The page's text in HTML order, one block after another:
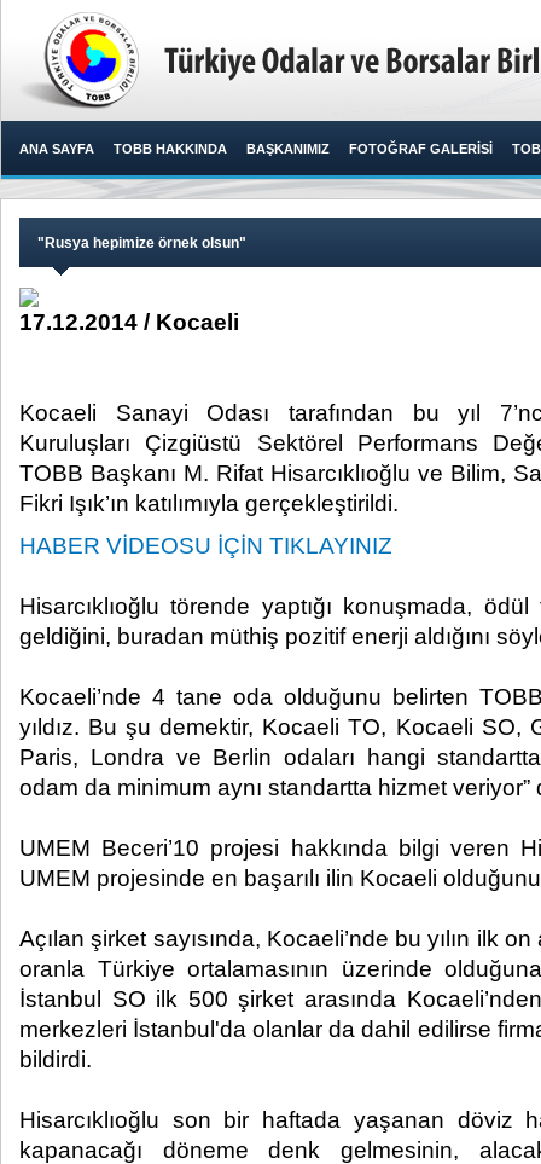
ANA SAYFA TOBB HAKKINDA BAŞKANIMIZ FOTOĞRAF GALERİSİ
"Rusya hepimize örnek olsun"
17.12.2014 / Kocaeli
Kocaeli Sanayi Odası tarafından bu yıl
Kuruluşları Çizgiüstü Sektörel Performans
TOBB Başkanı M. Rifat Hisarcıklıoğlu ve Bilim,
Fikri Işık’ın katılımıyla gerçekleştirildi.​
HABER VİDEOSU İÇİN TIKLAYINIZ
Hisarcıklıoğlu törende yaptığı konuşmada,
geldiğini, buradan müthiş pozitif enerji aldığını
Kocaeli’nde 4 tane oda olduğunu belirten
yıldız. Bu şu demektir, Kocaeli TO, Kocaeli SO,
Paris, Londra ve Berlin odaları hangi
odam da minimum aynı standartta hizmet veriyor”
UMEM Beceri’10 projesi hakkında bilgi veren
UMEM projesinde en başarılı ilin Kocaeli
Açılan şirket sayısında, Kocaeli’nde bu yılın ilk
oranla Türkiye ortalamasının üzerinde
İstanbul SO ilk 500 şirket arasında
merkezleri İstanbul'da olanlar da dahil edilirse firma
bildirdi.
Hisarcıklıoğlu son bir haftada yaşanan döviz
kapanacağı döneme denk gelmesinin,